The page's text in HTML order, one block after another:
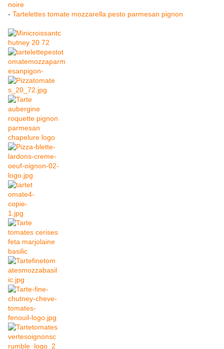
noire
- Tartelettes tomate mozzarella pesto parmesan pignon